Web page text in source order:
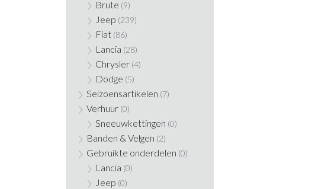
Brute (9)
Jeep (239)
Fiat (86)
Lancia (28)
Chrysler (4)
Dodge (5)
Seizoensartikelen (7)
Verhuur (0)
Sneeuwkettingen (0)
Banden & Velgen (2)
Gebruikte onderdelen (0)
Lancia (0)
Jeep (0)